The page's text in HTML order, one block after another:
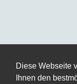
Diese Webseite
Ihnen den